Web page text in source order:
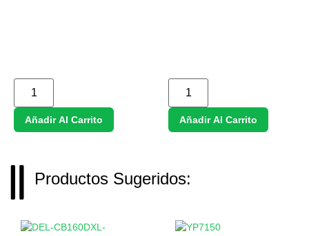
Añadir Al Carrito Añadir Al Carrito
Productos Sugeridos: